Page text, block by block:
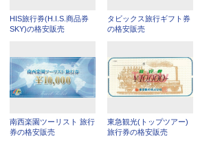
HIS旅行券(H.I.S.商品券
SKY)の格安販売
タビックス旅行ギフト券
の格安販売
南西楽園ツーリスト 旅行
券の格安販売
東急観光(トップツアー)
旅行券の格安販売